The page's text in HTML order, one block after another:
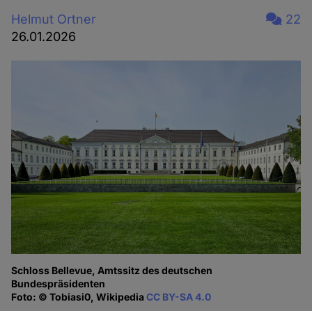
Helmut Ortner
26.01.2026
22
Schloss Bellevue, Amtssitz des deutschen
Bundespräsidenten
Foto: © Tobiasi0, WikipediaCC BY-SA 4.0